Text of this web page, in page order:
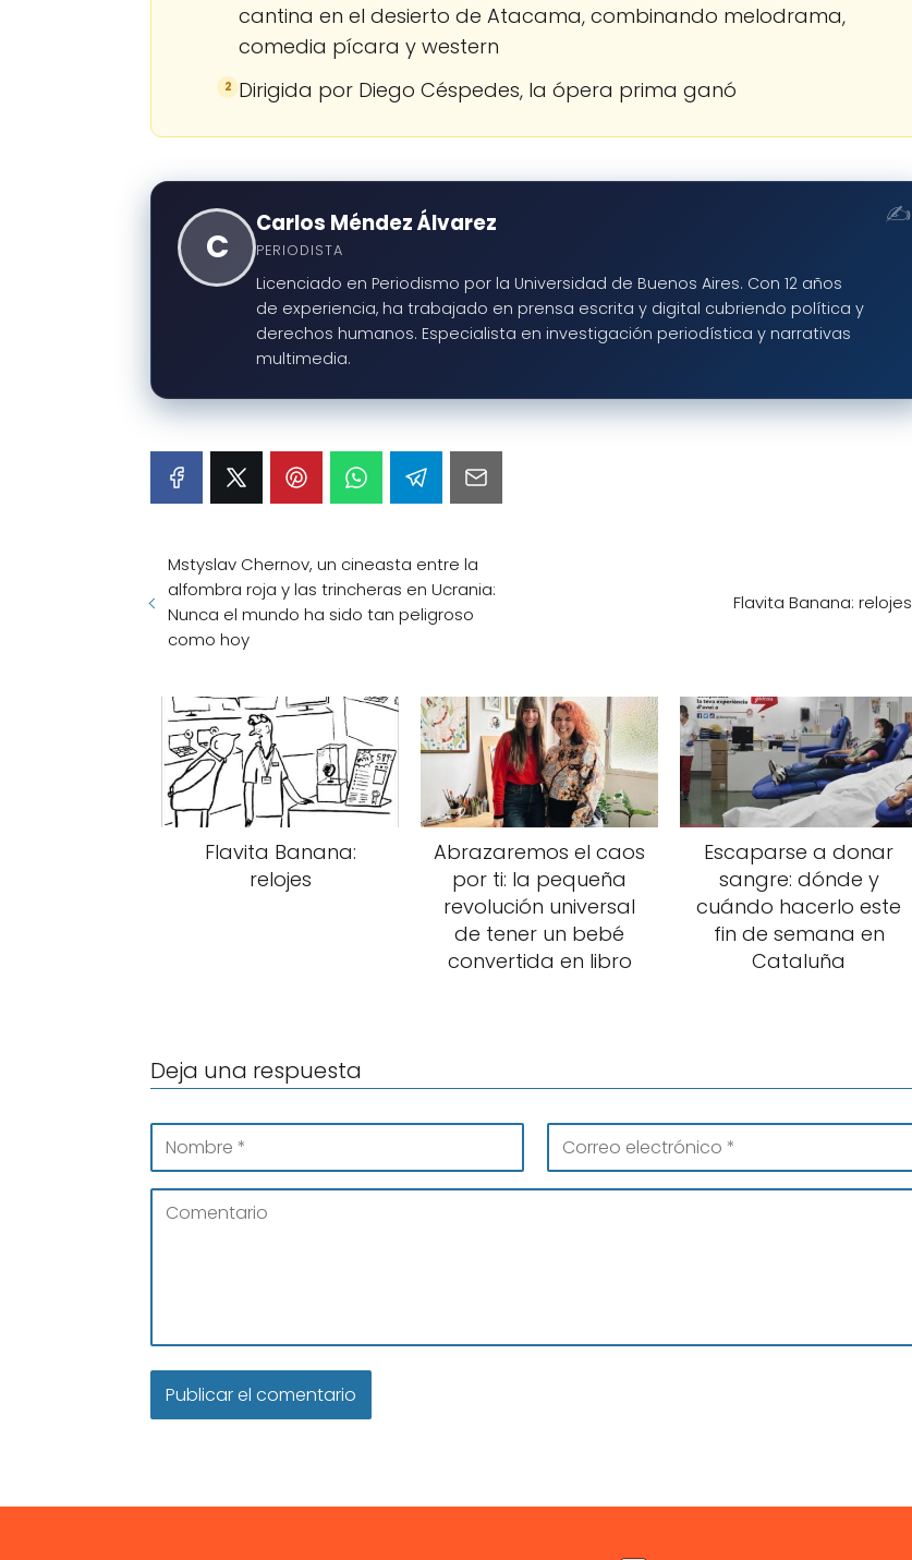
cantina en el desierto de Atacama, combinando melodrama,
comedia pícara y western
2 Dirigida por Diego Céspedes, la ópera prima ganó
C
Carlos Méndez Álvarez
PERIODISTA
Licenciado en Periodismo por la Universidad de Buenos Aires. Con 12 años
de experiencia, ha trabajado en prensa escrita y digital cubriendo política y
derechos humanos. Especialista en investigación periodística y narrativas
multimedia.
Mstyslav Chernov, un cineasta entre la
alfombra roja y las trincheras en Ucrania:
Nunca el mundo ha sido tan peligroso
como hoy
Flavita Banana: relojes
Flavita Banana:
relojes
Abrazaremos el caos
por ti: la pequeña
revolución universal
de tener un bebé
convertida en libro
Escaparse a donar
sangre: dónde y
cuándo hacerlo este
fin de semana en
Cataluña
Deja una respuesta